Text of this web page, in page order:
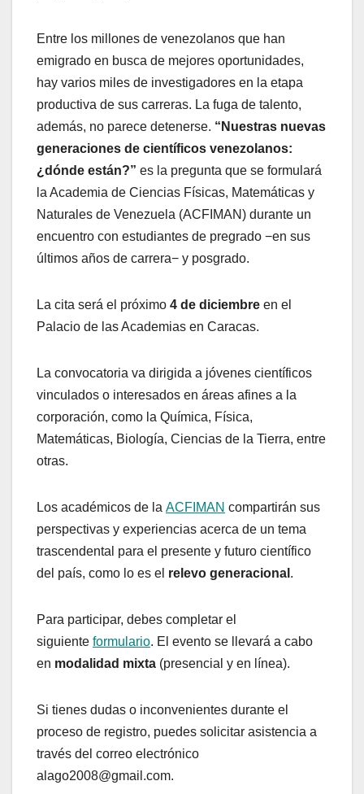
Entre los millones de venezolanos que han
emigrado en busca de mejores oportunidades,
hay varios miles de investigadores en la etapa
productiva de sus carreras. La fuga de talento,
además, no parece detenerse. “Nuestras nuevas
generaciones de científicos venezolanos:
¿dónde están?” es la pregunta que se formulará
la Academia de Ciencias Físicas, Matemáticas y
Naturales de Venezuela (ACFIMAN) durante un
encuentro con estudiantes de pregrado −en sus
últimos años de carrera− y posgrado.
La cita será el próximo 4 de diciembre en el
Palacio de las Academias en Caracas.
La convocatoria va dirigida a jóvenes científicos
vinculados o interesados en áreas afines a la
corporación, como la Química, Física,
Matemáticas, Biología, Ciencias de la Tierra, entre
otras.
Los académicos de la ACFIMAN compartirán sus
perspectivas y experiencias acerca de un tema
trascendental para el presente y futuro científico
del país, como lo es el relevo generacional .
Para participar, debes completar el
siguiente formulario. El evento se llevará a cabo
en modalidad mixta (presencial y en línea).
Si tienes dudas o inconvenientes durante el
proceso de registro, puedes solicitar asistencia a
través del correo electrónico
alago2008@gmail.com.